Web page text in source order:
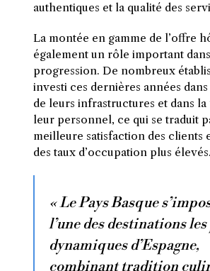
authentiques et la qualité des
La montée en gamme de l’offre
également un rôle important
progression. De nombreux
investi ces dernières années
de leurs infrastructures et dans
leur personnel, ce qui se traduit
meilleure satisfaction des clients
des taux d’occupation plus élevés.
« Le Pays Basque
l’une des destinations
dynamiques d’Espagne,
combinant tradition